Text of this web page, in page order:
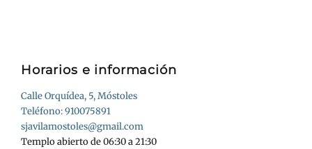
Horarios e información
Calle Orquídea, 5, Móstoles
Teléfono: 910075891
sjavilamostoles@gmail.com
Templo abierto de 06:30 a 21:30